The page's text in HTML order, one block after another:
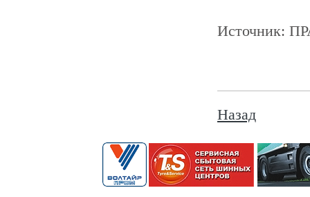
Источник:
Назад